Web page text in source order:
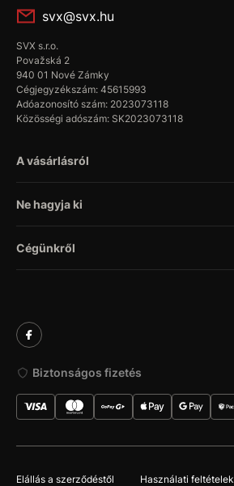
svx@svx.hu
SVX s.r.o.
Považská 2
940 01 Nové Zámky
Cégjegyzékszám: 45615993
Adóazonosító szám: 2023073118
Közösségi adószám: SK2023073118
A vásárlásról
Ne hagyja ki
Cégünkről
Biztonságos fizetés
Elállás a szerződéstől Használati feltételek